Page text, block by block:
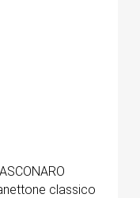
classico